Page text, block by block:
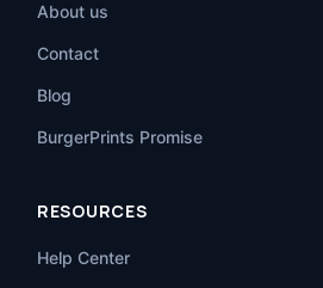
About us
Contact
Blog
BurgerPrints Promise
RESOURCES
Help Center